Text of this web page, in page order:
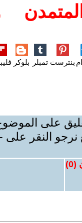
بنترست تمبلر بلوكر
على
نرجو النقر على -
(
0
)